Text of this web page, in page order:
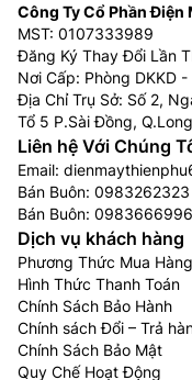
Công Ty Cổ Phần Điện
MST: 0107333989
Đăng Ký Thay Đổi Lần
Nơi Cấp: Phòng DKKD
Địa Chỉ Trụ Sở: Số 2,
Tổ 5 P.Sài Đồng,
Liên hệ Với Chúng
Email:
Bán Buôn: 0983262323
Bán Buôn: 0983666996
Dịch vụ khách hàng
Phương Thức Mua Hàng
Hình Thức Thanh Toán
Chính Sách Bảo Hành
Chính sách Đổi – Trả
Chính Sách Bảo Mật
Quy Chế Hoạt Động